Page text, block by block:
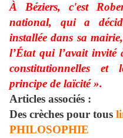
À Béziers, c'est
national, qui a
installée dans sa
l’État qui l’avait invité
constitutionnelles et
principe de laïcité ».
Articles associés :
Des crèches pour tous
PHILOSOPHIE